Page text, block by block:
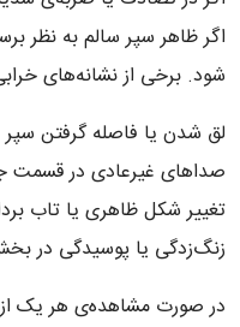
اگر ظاهر سپر سالم به نظر
شود. برخی از نشانه‌های
لق شدن یا فاصله گرفتن سپر
صداهای غیرعادی در قسمت
تغییر شکل ظاهری یا تاب
زنگ‌زدگی یا پوسیدگی در
در صورت مشاهده‌ی هر یک از